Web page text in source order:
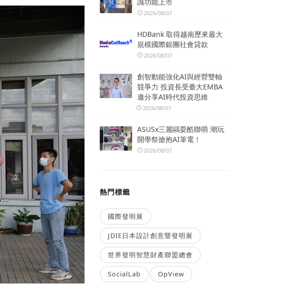
2026/08/07
HDBank 取得越南歷來最大
規模國際銀團社會貸款
2026/08/07
創智動能強化AI與經營雙軸
競爭力 投資長受臺大EMBA
邀分享AI時代投資思維
2026/08/07
ASUSx三麗鷗耍酷聯萌 潮玩
開學祭搶抱AI筆電！
2026/08/07
熱門標籤
國際發明展
JDIE日本設計創意暨發明展
世界發明智慧財產聯盟總會
SocialLab OpView